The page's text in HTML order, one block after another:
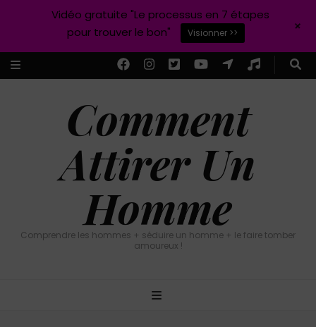
Comment
Attirer Un
Homme
Comprendre les hommes + séduire un homme + le faire tomber
amoureux !
Vidéo gratuite "Le processus en 7 étapes
pour trouver le bon"
Visionner >> +